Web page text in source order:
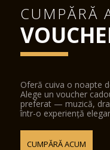
CUMPĂRĂ
Oferă cuiva o noapte
Alege un voucher
preferat — muzică,
într-o experiență
CUMPĂRĂ ACUM